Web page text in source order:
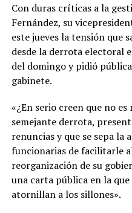
Con duras críticas a la
Fernández, su
este jueves la tensión que
desde la derrota electoral
del domingo y pidió
gabinete.
«¿En serio creen que no es
semejante derrota,
renuncias y que se sepa
funcionarias de facilitarle
reorganización de su
una carta pública en la
atornillan a los sillones».